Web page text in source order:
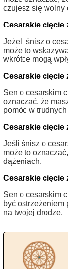
czujesz się wolny
Cesarskie cięcie
Jeżeli śnisz o
może to
wkrótce mogą
Cesarskie cięcie
Sen o cesarskim
oznaczać, że
pomóc w
Cesarskie cięcie
Jeśli śnisz o
może to
dążeniach.
Cesarskie cięcie
Sen o cesarskim
być ostrzeżeniem
na twojej drodze.